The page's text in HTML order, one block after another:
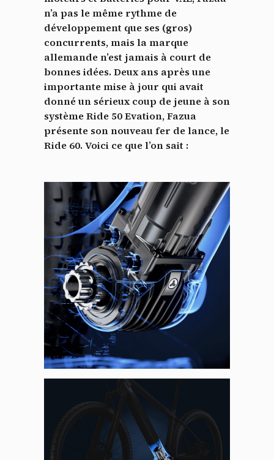
n’a pas le même rythme de
développement que ses (gros)
concurrents, mais la marque
allemande n’est jamais à court de
bonnes idées. Deux ans après une
importante mise à jour qui avait
donné un sérieux coup de jeune à son
système Ride 50 Evation, Fazua
présente son nouveau fer de lance, le
Ride 60. Voici ce que l’on sait :